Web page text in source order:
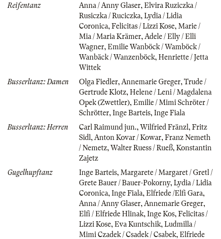
Reifentanz
Anna / Anny Glaser, Elvira Ruziczka /
Rusiczka / Ruciczka, Lydia / Lidia
Coronica, Felicitas / Lizzi Kose, Marie /
Mia / Maria Krämer, Adele / Elly / Elli
Wagner, Emilie Wanböck / Wamböck /
Wanbäck / Wanzenböck, Henriette / Jetta
Wittek
Busserltanz: Damen
Olga Fiedler, Annemarie Greger, Trude /
Gertrude Klotz, Helene / Leni / Magdalena
Opek (Zwettler), Emilie / Mimi Schröter /
Schrötter, Inge Barteis, Inge Fiala
Busserltanz: Herren
Carl Raimund jun., Wilfried Fränzl , Fritz
Sidl , Anton Kovar / Kowar, Franz Nemeth
/ Nemetz, Walter Ruess / Rueß, Konstantin
Zajetz
Gugelhupftanz
Inge Barteis, Margarete / Margaret / Gretl /
Grete Bauer / Bauer-Pokorny, Lydia / Lidia
Coronica, Inge Fiala, Elfriede /Elfi Gara,
Anna / Anny Glaser, Annemarie Greger,
Elfi / Elfriede Hlinak, Inge Kos, Felicitas /
Lizzi Kose, Eva Kuntschik, Ludmilla /
Mimi Czadek / Csadek / Csabek, Elfriede